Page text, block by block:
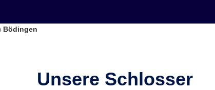
Bödingen
Unsere Schlosser